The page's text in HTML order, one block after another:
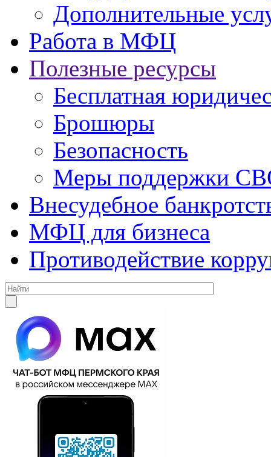
Дополнительные
Работа в МФЦ
Полезные ресурсы
Бесплатная
Брошюры
Безопасность
Меры поддержки
Внесудебное
МФЦ для бизнеса
Противодействие